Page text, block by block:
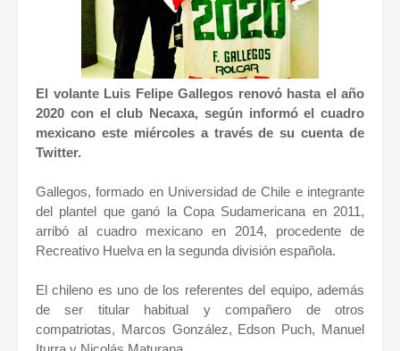
El volante Luis Felipe Gallegos renovó hasta el año
2020 con el club Necaxa, según informó el cuadro
mexicano este miércoles a través de su cuenta de
Twitter.
Gallegos, formado en Universidad de Chile e integrante
del plantel que ganó la Copa Sudamericana en 2011,
arribó al cuadro mexicano en 2014, procedente de
Recreativo Huelva en la segunda división española.
El chileno es uno de los referentes del equipo, además
de ser titular habitual y compañero de otros
compatriotas, Marcos González, Edson Puch, Manuel